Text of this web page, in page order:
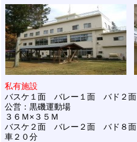
私有施設
バスケ１面 バレー１面 バド２面
公営：黒磯運動場
３６Ｍ×３５Ｍ
バスケ２面 バレー２面 バド８面
車２０分